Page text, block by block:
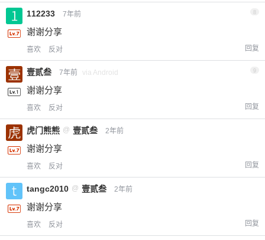
112233 7年前
谢谢分享
喜欢 反对 回复
壹贰叁 7年前 via Android 9
谢谢分享
喜欢 反对 回复
虎门熊熊 @ 壹贰叁 2年前
谢谢分享
喜欢 反对 回复
tangc2010 @ 壹贰叁 2年前
谢谢分享
喜欢 反对 回复